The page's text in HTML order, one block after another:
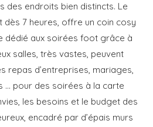
des endroits bien distincts. Le
dès 7 heures, offre un coin cosy
dédié aux soirées foot grâce à
salles, très vastes, peuvent
repas d’entreprises, mariages,
… pour des soirées à la carte
les besoins et le budget des
encadré par d’épais murs